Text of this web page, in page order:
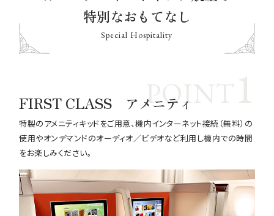
特別なおもてなし
Special Hospitality
POINT
FIRST CLASS アメニティ
特製のアメニティキッドをご用意、機内インターネット接続（無料）の
使用やオンデマンドのオーディオ／ビデオなど利用し機内での時間
をお楽しみください。